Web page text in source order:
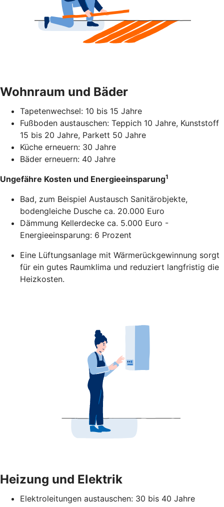
Wohnraum und Bäder
Tapetenwechsel: 10 bis 15 Jahre
Fußboden austauschen: Teppich 10 Jahre, Kunststoff
15 bis 20 Jahre, Parkett 50 Jahre
Küche erneuern: 30 Jahre
Bäder erneuern: 40 Jahre
Ungefähre Kosten und Energieeinsparung1
Bad, zum Beispiel Austausch Sanitärobjekte,
bodengleiche Dusche ca. 20.000 Euro
Dämmung Kellerdecke ca. 5.000 Euro -
Energieeinsparung: 6 Prozent
Eine Lüftungsanlage mit Wärmerückgewinnung sorgt
für ein gutes Raumklima und reduziert langfristig die
Heizkosten.
Heizung und Elektrik
Elektroleitungen austauschen: 30 bis 40 Jahre